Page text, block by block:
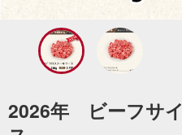
2026年 ビーフサ